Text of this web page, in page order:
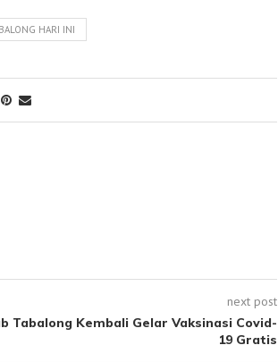
HARI INI
next post
Tabalong Kembali Gelar Vaksinasi Covid-
19 Gratis